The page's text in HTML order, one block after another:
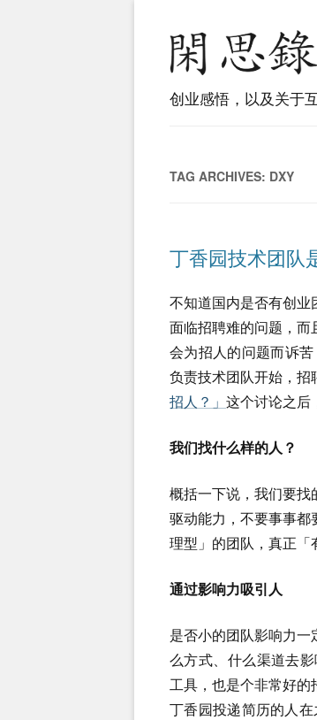
创业感悟，以及关于
TAG ARCHIVES: DXY
丁香园技术团队
不知道国内是否有创
面临招聘难的问题，
会为招人的问题而诉苦
负责技术团队开始，
招人？」 这个讨论之后
我们找什么样的人？
概括一下说，我们要
驱动能力，不要事事
理型」的团队，真正「
通过影响力吸引人
是否小的团队影响力
么方式、什么渠道去
工具，也是个非常好
丁香园投递简历的人